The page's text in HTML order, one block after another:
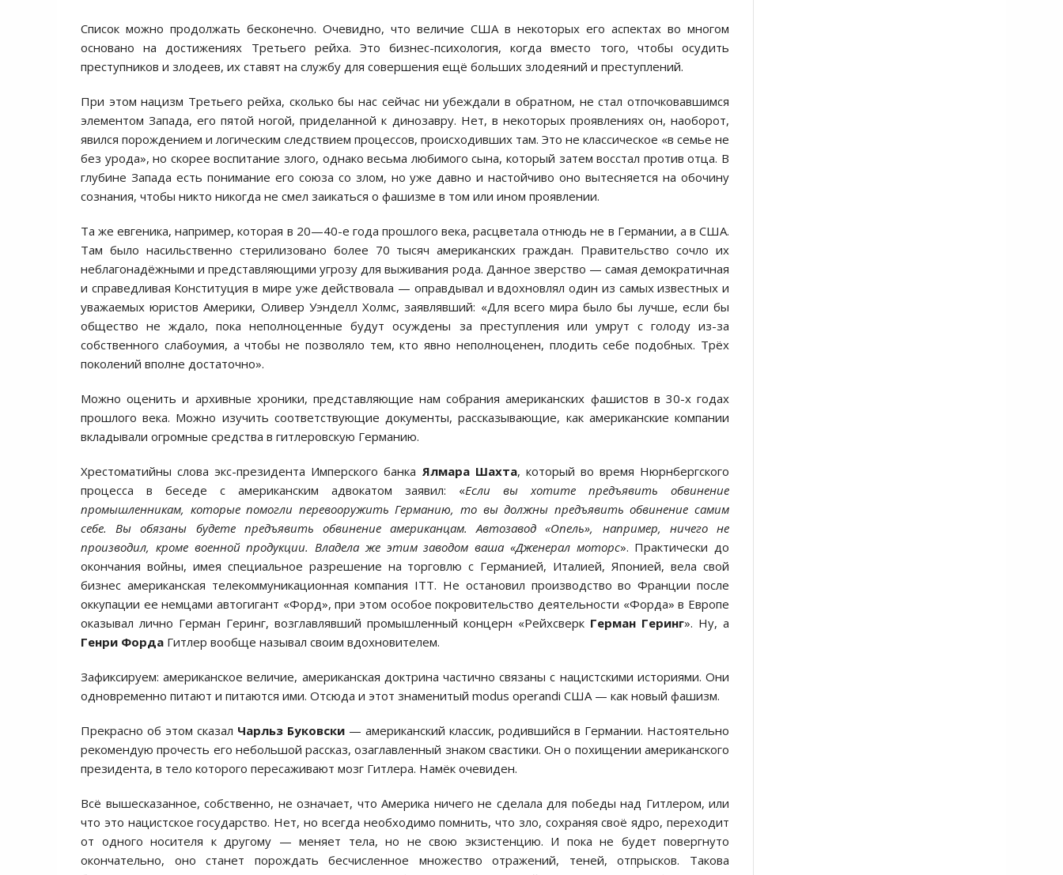
Список можно продолжать бесконечно. Очевидно, что величие США в некоторых его аспектах во многом
основано на достижениях Третьего рейха. Это бизнес-психология, когда вместо того, чтобы осудить
преступников и злодеев, их ставят на службу для совершения ещё больших злодеяний и преступлений.
При этом нацизм Третьего рейха, сколько бы нас сейчас ни убеждали в обратном, не стал отпочковавшимся
элементом Запада, его пятой ногой, приделанной к динозавру. Нет, в некоторых проявлениях он, наоборот,
явился порождением и логическим следствием процессов, происходивших там. Это не классическое «в семье не
без урода», но скорее воспитание злого, однако весьма любимого сына, который затем восстал против отца. В
глубине Запада есть понимание его союза со злом, но уже давно и настойчиво оно вытесняется на обочину
сознания, чтобы никто никогда не смел заикаться о фашизме в том или ином проявлении.
Та же евгеника, например, которая в 20—40-е года прошлого века, расцветала отнюдь не в Германии, а в США.
Там было насильственно стерилизовано более 70 тысяч американских граждан. Правительство сочло их
неблагонадёжными и представляющими угрозу для выживания рода. Данное зверство — самая демократичная
и справедливая Конституция в мире уже действовала — оправдывал и вдохновлял один из самых известных и
уважаемых юристов Америки, Оливер Уэнделл Холмс, заявлявший: «Для всего мира было бы лучше, если бы
общество не ждало, пока неполноценные будут осуждены за преступления или умрут с голоду из-за
собственного слабоумия, а чтобы не позволяло тем, кто явно неполноценен, плодить себе подобных. Трёх
поколений вполне достаточно».
Можно оценить и архивные хроники, представляющие нам собрания американских фашистов в 30-х годах
прошлого века. Можно изучить соответствующие документы, рассказывающие, как американские компании
вкладывали огромные средства в гитлеровскую Германию.
Хрестоматийны слова экс-президента Имперского банка Ялмара Шахта, который во время Нюрнбергского
процесса в беседе с американским адвокатом заявил: «Если вы хотите предъявить обвинение
промышленникам, которые помогли перевооружить Германию, то вы должны предъявить обвинение самим
себе. Вы обязаны будете предъявить обвинение американцам. Автозавод «Опель», например, ничего не
производил, кроме военной продукции. Владела же этим заводом ваша «Дженерал моторс». Практически до
окончания войны, имея специальное разрешение на торговлю с Германией, Италией, Японией, вела свой
бизнес американская телекоммуникационная компания ITT. Не остановил производство во Франции после
оккупации ее немцами автогигант «Форд», при этом особое покровительство деятельности «Форда» в Европе
оказывал лично Герман Геринг, возглавлявший промышленный концерн «Рейхсверк Герман Геринг». Ну, а
Генри Форда Гитлер вообще называл своим вдохновителем.
Зафиксируем: американское величие, американская доктрина частично связаны с нацистскими историями. Они
одновременно питают и питаются ими. Отсюда и этот знаменитый modus operandi США — как новый фашизм.
Прекрасно об этом сказал Чарльз Буковски — американский классик, родившийся в Германии. Настоятельно
рекомендую прочесть его небольшой рассказ, озаглавленный знаком свастики. Он о похищении американского
президента, в тело которого пересаживают мозг Гитлера. Намёк очевиден.
Всё вышесказанное, собственно, не означает, что Америка ничего не сделала для победы над Гитлером, или
что это нацистское государство. Нет, но всегда необходимо помнить, что зло, сохраняя своё ядро, переходит
от одного носителя к другому — меняет тела, но не свою экзистенцию. И пока не будет повергнуто
окончательно, оно станет порождать бесчисленное множество отражений, теней, отпрысков. Такова